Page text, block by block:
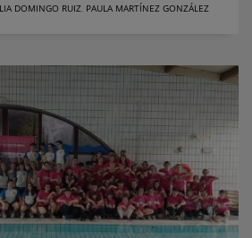
DOMINGO RUIZ PAULA MARTÍNEZ GONZÁLEZ